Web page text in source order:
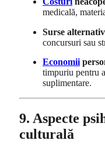
medicală,
Surse
concursuri sau
Economii
timpuriu pentru
suplimentare.
9. Aspecte
culturală